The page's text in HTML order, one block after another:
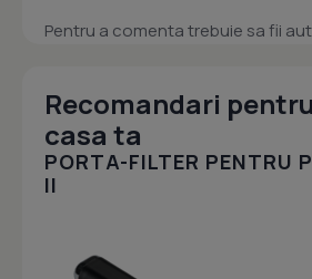
Pentru a comenta trebuie sa fii
Recomandari
casa ta
PORTA-FILTER PENTRU
II